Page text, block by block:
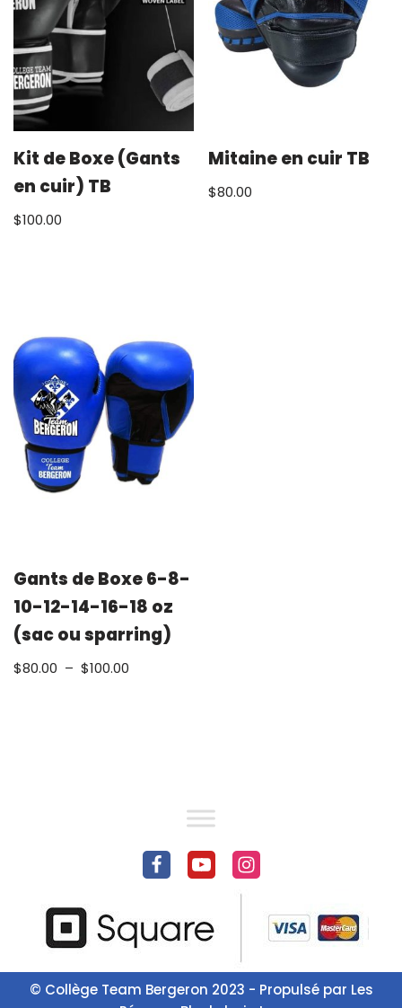
Kit de Boxe (Gants
en cuir) TB
$100.00
Mitaine en cuir TB
$80.00
Gants de Boxe 6-8-
10-12-14-16-18 oz
(sac ou sparring)
$80.00 – $100.00
© Collège Team Bergeron 2023 - Propulsé par Les